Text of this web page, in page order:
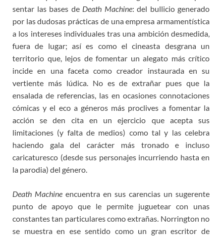
sentar las bases de Death Machine: del bullicio generado
por las dudosas prácticas de una empresa armamentística
a los intereses individuales tras una ambición desmedida,
fuera de lugar; así es como el cineasta desgrana un
territorio que, lejos de fomentar un alegato más crítico
incide en una faceta como creador instaurada en su
vertiente más lúdica. No es de extrañar pues que la
ensalada de referencias, las en ocasiones connotaciones
cómicas y el eco a géneros más proclives a fomentar la
acción se den cita en un ejercicio que acepta sus
limitaciones (y falta de medios) como tal y las celebra
haciendo gala del carácter más tronado e incluso
caricaturesco (desde sus personajes incurriendo hasta en
la parodia) del género.
Death Machine encuentra en sus carencias un sugerente
punto de apoyo que le permite juguetear con unas
constantes tan particulares como extrañas. Norrington no
se muestra en ese sentido como un gran escritor de